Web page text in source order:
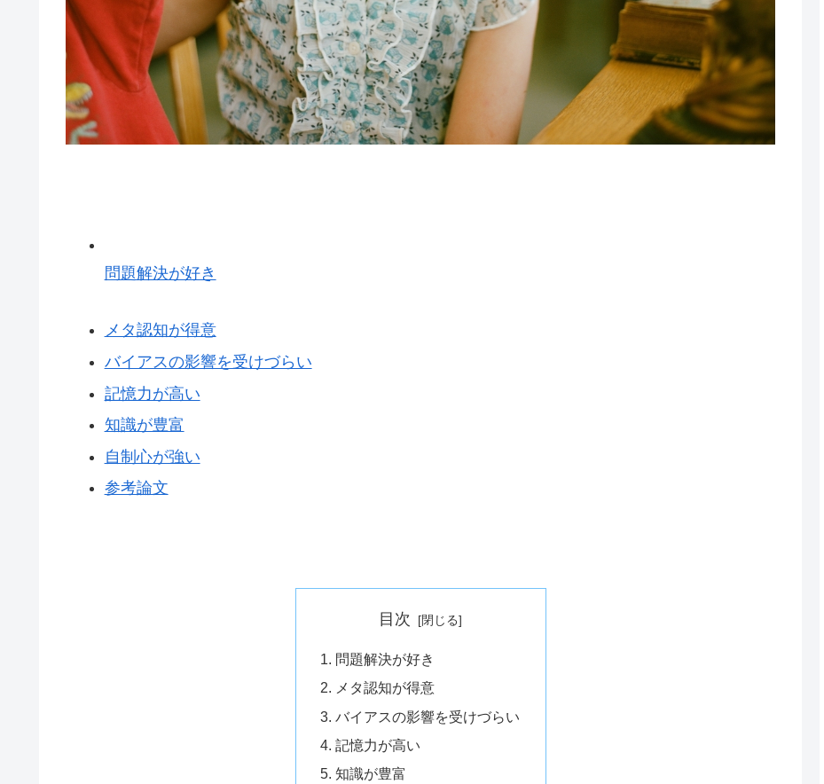
問題解決が好き
メタ認知が得意
バイアスの影響を受けづらい
記憶力が高い
知識が豊富
自制心が強い
参考論文
目次
問題解決が好き
メタ認知が得意
バイアスの影響を受けづらい
記憶力が高い
知識が豊富